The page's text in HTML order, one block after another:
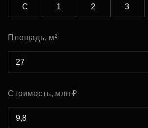
С 1 2 3
Площадь, м²
Стоимость, млн ₽